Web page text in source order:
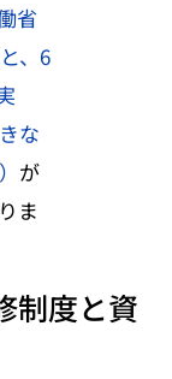
省
、6
な
が
ま
制度と資